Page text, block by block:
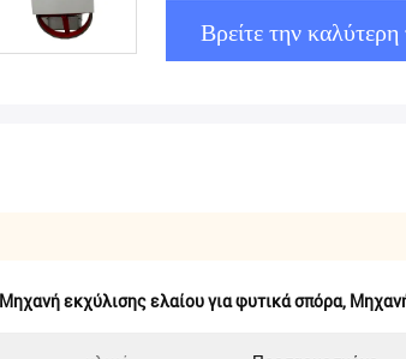
Βρείτε την καλύτερη
Μηχανή εκχύλισης ελαίου για φυτικά σπόρα,